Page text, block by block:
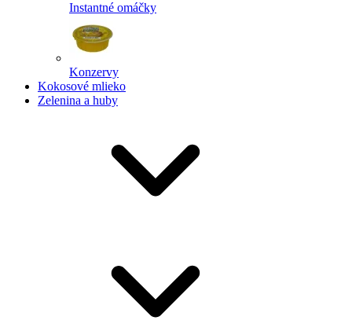
Instantné omáčky
Konzervy
Kokosové mlieko
Zelenina a huby